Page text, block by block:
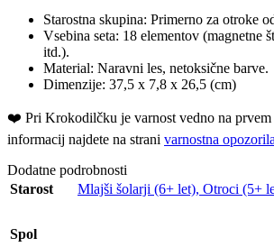
Starostna skupina: Primerno za otroke
Vsebina seta: 18 elementov (magnetne
itd.).
Material: Naravni les, netoksične barve.
Dimenzije: 37,5 x 7,8 x 26,5 (cm)
❤️ ️Pri Krokodilčku je varnost vedno na prvem
informacij najdete na strani varnostna opozorila
Dodatne podrobnosti
Starost
Mlajši šolarji (6+ let), Otroci (5+
Spol